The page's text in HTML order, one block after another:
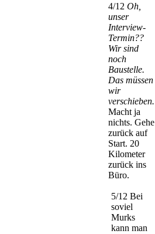
4/12 Oh,
unser
Interview-
Termin??
Wir sind
noch
Baustelle.
Das müssen
wir
verschieben.
Macht ja
nichts. Gehe
zurück auf
Start. 20
Kilometer
zurück ins
Büro.
5/12 Bei
soviel
Murks
kann man